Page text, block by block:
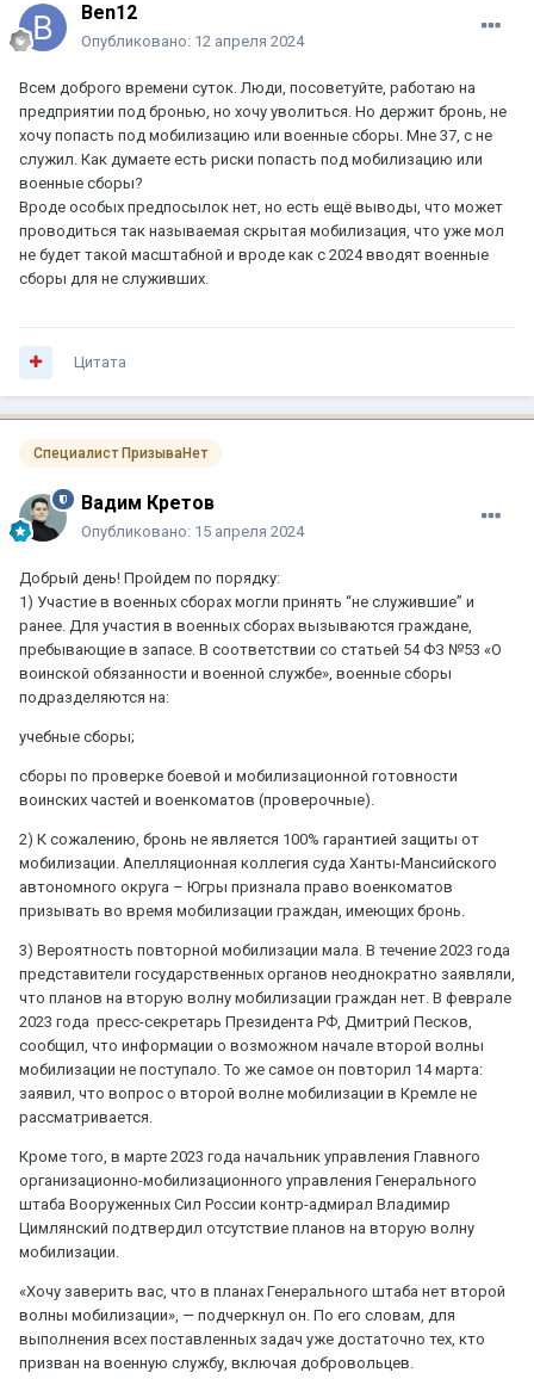
Ben12
Опубликовано: 12 апреля 2024
Всем доброго времени суток. Люди, посоветуйте, работаю на
предприятии под бронью, но хочу уволиться. Но держит бронь, не
хочу попасть под мобилизацию или военные сборы. Мне 37, с не
служил. Как думаете есть риски попасть под мобилизацию или
военные сборы?
Вроде особых предпосылок нет, но есть ещё выводы, что может
проводиться так называемая скрытая мобилизация, что уже мол
не будет такой масштабной и вроде как с 2024 вводят военные
сборы для не служивших.
Цитата
Специалист ПризываНет
Вадим Кретов
Опубликовано: 15 апреля 2024
Добрый день! Пройдем по порядку:
1) Участие в военных сборах могли принять “не служившие” и
ранее. Для участия в военных сборах вызываются граждане,
пребывающие в запасе. В соответствии со статьей 54 ФЗ №53 «О
воинской обязанности и военной службе», военные сборы
подразделяются на:
учебные сборы;
сборы по проверке боевой и мобилизационной готовности
воинских частей и военкоматов (проверочные).
2) К сожалению, бронь не является 100% гарантией защиты от
мобилизации. Апелляционная коллегия суда Ханты-Мансийского
автономного округа – Югры признала право военкоматов
призывать во время мобилизации граждан, имеющих бронь.
3) Вероятность повторной мобилизации мала. В течение 2023 года
представители государственных органов неоднократно заявляли,
что планов на вторую волну мобилизации граждан нет. В феврале
2023 года пресс-секретарь Президента РФ, Дмитрий Песков,
сообщил, что информации о возможном начале второй волны
мобилизации не поступало. То же самое он повторил 14 марта:
заявил, что вопрос о второй волне мобилизации в Кремле не
рассматривается.
Кроме того, в марте 2023 года начальник управления Главного
организационно-мобилизационного управления Генерального
штаба Вооруженных Сил России контр-адмирал Владимир
Цимлянский подтвердил отсутствие планов на вторую волну
мобилизации.
«Хочу заверить вас, что в планах Генерального штаба нет второй
волны мобилизации», — подчеркнул он. По его словам, для
выполнения всех поставленных задач уже достаточно тех, кто
призван на военную службу, включая добровольцев.